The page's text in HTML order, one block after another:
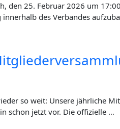
den 25. Febru­ar 2026 um
des Ver­ban­des
so weit: Unse­re jähr­li­che
schon jetzt vor. Die offi­zi­el­le …